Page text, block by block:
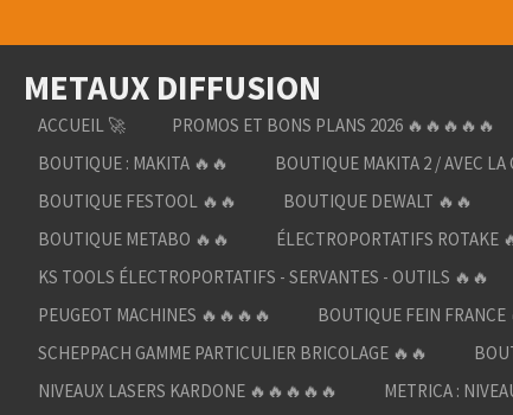
au
contenu
principal
METAUX DIFFUSION
ACCUEIL 🚀 PROMOS ET BONS PLANS 2026 🔥🔥🔥🔥🔥
BOUTIQUE : MAKITA 🔥🔥
BOUTIQUE MAKITA 2 / AVEC LA
BOUTIQUE FESTOOL 🔥🔥
BOUTIQUE DEWALT 🔥🔥
BOUTIQUE METABO 🔥🔥
ÉLECTROPORTATIFS ROTAKE
KS TOOLS ÉLECTROPORTATIFS - SERVANTES - OUTILS 🔥🔥
PEUGEOT MACHINES 🔥🔥🔥🔥
BOUTIQUE FEIN FRANCE
SCHEPPACH GAMME PARTICULIER BRICOLAGE 🔥🔥
NIVEAUX LASERS KARDONE 🔥🔥🔥🔥🔥
METRICA :